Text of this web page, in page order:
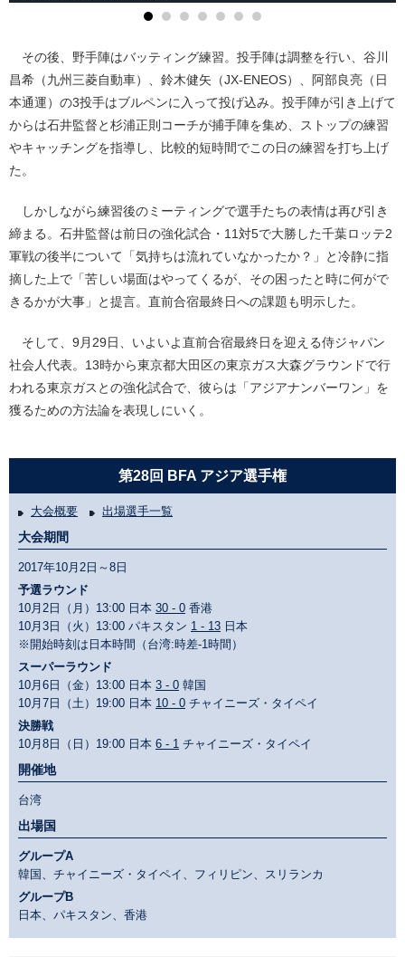
その後、野手陣はバッティング練習。投手陣は調整を行い、谷川
昌希（九州三菱自動車）、鈴木健矢（JX-ENEOS）、阿部良亮（日
本通運）の3投手はブルペンに入って投げ込み。投手陣が引き上げて
からは石井監督と杉浦正則コーチが捕手陣を集め、ストップの練習
やキャッチングを指導し、比較的短時間でこの日の練習を打ち上げ
た。
しかしながら練習後のミーティングで選手たちの表情は再び引き
締まる。石井監督は前日の強化試合・11対5で大勝した千葉ロッテ2
軍戦の後半について「気持ちは流れていなかったか？」と冷静に指
摘した上で「苦しい場面はやってくるが、その困ったと時に何がで
きるかが大事」と提言。直前合宿最終日への課題も明示した。
そして、9月29日、いよいよ直前合宿最終日を迎える侍ジャパン
社会人代表。13時から東京都大田区の東京ガス大森グラウンドで行
われる東京ガスとの強化試合で、彼らは「アジアナンバーワン」を
獲るための方法論を表現しにいく。
第28回 BFA アジア選手権
大会概要 出場選手一覧
大会期間
2017年10月2日～8日
予選ラウンド
10月2日（月）13:00 日本 30 - 0 香港
10月3日（火）13:00 パキスタン 1 - 13 日本
※開始時刻は日本時間（台湾:時差-1時間）
スーパーラウンド
10月6日（金）13:00 日本 3 - 0 韓国
10月7日（土）19:00 日本 10 - 0 チャイニーズ・タイペイ
決勝戦
10月8日（日）19:00 日本 6 - 1 チャイニーズ・タイペイ
開催地
台湾
出場国
グループA
韓国、チャイニーズ・タイペイ、フィリピン、スリランカ
グループB
日本、パキスタン、香港